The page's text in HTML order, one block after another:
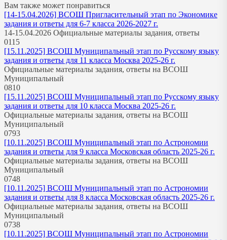
Вам также может понравиться
[14-15.04.2026] ВСОШ Пригласительный этап по Экономике
задания и ответы для 6-7 класса 2026-2027 г.
14-15.04.2026 Официальные материалы задания, ответы
0115
[15.11.2025] ВСОШ Муниципальный этап по Русскому языку
задания и ответы для 11 класса Москва 2025-26 г.
Официальные материалы задания, ответы на ВСОШ
Муниципальный
0810
[15.11.2025] ВСОШ Муниципальный этап по Русскому языку
задания и ответы для 10 класса Москва 2025-26 г.
Официальные материалы задания, ответы на ВСОШ
Муниципальный
0793
[10.11.2025] ВСОШ Муниципальный этап по Астрономии
задания и ответы для 9 класса Московская область 2025-26 г.
Официальные материалы задания, ответы на ВСОШ
Муниципальный
0748
[10.11.2025] ВСОШ Муниципальный этап по Астрономии
задания и ответы для 8 класса Московская область 2025-26 г.
Официальные материалы задания, ответы на ВСОШ
Муниципальный
0738
[10.11.2025] ВСОШ Муниципальный этап по Астрономии